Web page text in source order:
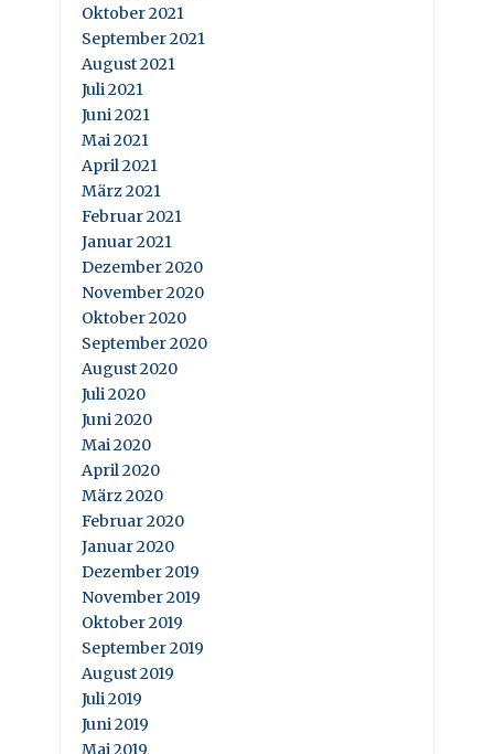
Oktober 2021
September 2021
August 2021
Juli 2021
Juni 2021
Mai 2021
April 2021
März 2021
Februar 2021
Januar 2021
Dezember 2020
November 2020
Oktober 2020
September 2020
August 2020
Juli 2020
Juni 2020
Mai 2020
April 2020
März 2020
Februar 2020
Januar 2020
Dezember 2019
November 2019
Oktober 2019
September 2019
August 2019
Juli 2019
Juni 2019
Mai 2019